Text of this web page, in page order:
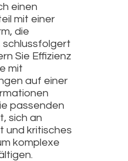
einen
mit einer
die
schlussfolgert
Sie Effizienz
mit
auf einer
passenden
sich an
und kritisches
komplexe